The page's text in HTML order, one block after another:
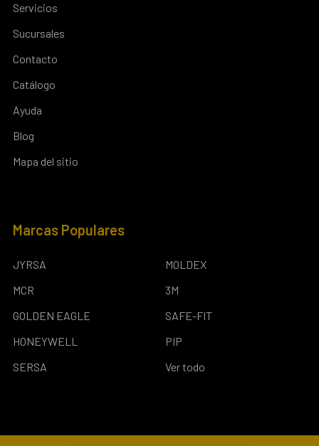
Servicios
Sucursales
Contacto
Catálogo
Ayuda
Blog
Mapa del sitio
Marcas Populares
JYRSA
MCR
GOLDEN EAGLE
HONEYWELL
SERSA
MOLDEX
3M
SAFE-FIT
PIP
Ver todo